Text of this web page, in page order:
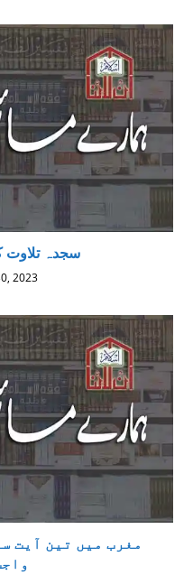
سجدہ تلاوت
2023
مغرب میں تین آیت